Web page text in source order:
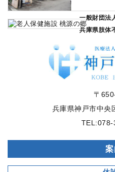
一般財団法
兵庫県肢体
〒
兵庫県神戸市中央
TEL:078-